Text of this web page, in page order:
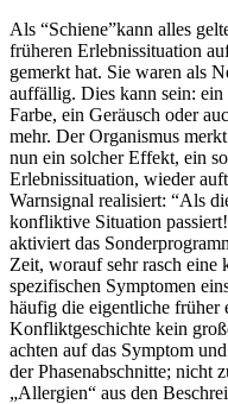
Als “Schiene”kann alles
früheren Erlebnissituation
gemerkt hat. Sie waren als
auffällig. Dies kann sein: ein
Farbe, ein Geräusch oder
mehr. Der Organismus
nun ein solcher Effekt, ein
Erlebnissituation, wieder
Warnsignal realisiert: “Als
konfliktive Situation
aktiviert das
Zeit, worauf sehr rasch eine
spezifischen Symptomen
häufig die eigentliche früher
Konfliktgeschichte kein
achten auf das Symptom
der Phasenabschnitte; nicht
„Allergien“ aus den